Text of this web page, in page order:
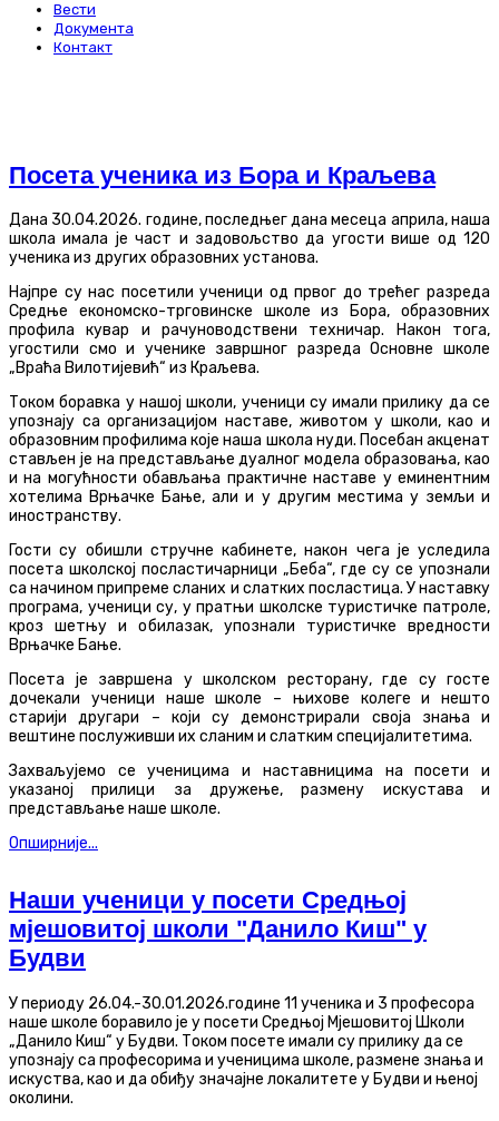
Вести
Документа
Контакт
Посета ученика из Бора и Краљева
Дана 30.04.2026. године, последњег дана месеца априла, наша
школа имала је част и задовољство да угости више од 120
ученика из других образовних установа.
Најпре су нас посетили ученици од првог до трећег разреда
Средње економско-трговинске школе из Бора, образовних
профила кувар и рачуноводствени техничар. Након тога,
угостили смо и ученике завршног разреда Основне школе
„Враћа Вилотијевић“ из Краљева.
Током боравка у нашој школи, ученици су имали прилику да се
упознају са организацијом наставе, животом у школи, као и
образовним профилима које наша школа нуди. Посебан акценат
стављен је на представљање дуалног модела образовања, као
и на могућности обављања практичне наставе у еминентним
хотелима Врњачке Бање, али и у другим местима у земљи и
иностранству.
Гости су обишли стручне кабинете, након чега је уследила
посета школској посластичарници „Беба“, где су се упознали
са начином припреме сланих и слатких посластица. У наставку
програма, ученици су, у пратњи школске туристичке патроле,
кроз шетњу и обилазак, упознали туристичке вредности
Врњачке Бање.
Посета је завршена у школском ресторану, где су госте
дочекали ученици наше школе – њихове колеге и нешто
старији другари – који су демонстрирали своја знања и
вештине послуживши их сланим и слатким специјалитетима.
Захваљујемо се ученицима и наставницима на посети и
указаној прилици за дружење, размену искустава и
представљање наше школе.
Опширније...
Наши ученици у посети Средњој
мјешовитој школи "Данило Киш" у
Будви
У периоду 26.04.-30.01.2026.године 11 ученика и 3 професора
наше школе боравило је у посети Средњој Мјешовитој Школи
„Данило Киш“ у Будви. Током посете имали су прилику да се
упознају са професорима и ученицима школе, размене знања и
искуства, као и да обиђу значајне локалитете у Будви и њеној
околини.